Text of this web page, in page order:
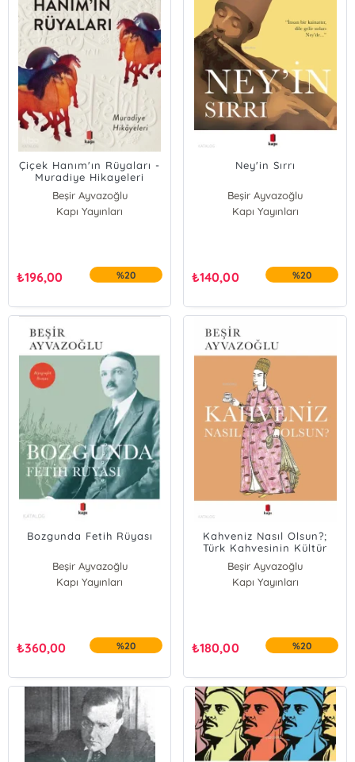
Çiçek Hanım'ın Rüyaları -
Muradiye Hikayeleri
Beşir Ayvazoğlu
Kapı Yayınları
₺196,00 %20
Ney'in Sırrı
Beşir Ayvazoğlu
Kapı Yayınları
₺140,00 %20
Bozgunda Fetih Rüyası
Beşir Ayvazoğlu
Kapı Yayınları
₺360,00 %20
Kahveniz Nasıl Olsun?;
Türk Kahvesinin Kültür
Beşir Ayvazoğlu
Kapı Yayınları
₺180,00 %20